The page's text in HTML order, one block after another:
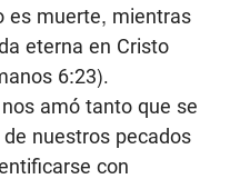
es muerte, mientras
eterna en Cristo
6:23).
amó tanto que se
nuestros pecados
con